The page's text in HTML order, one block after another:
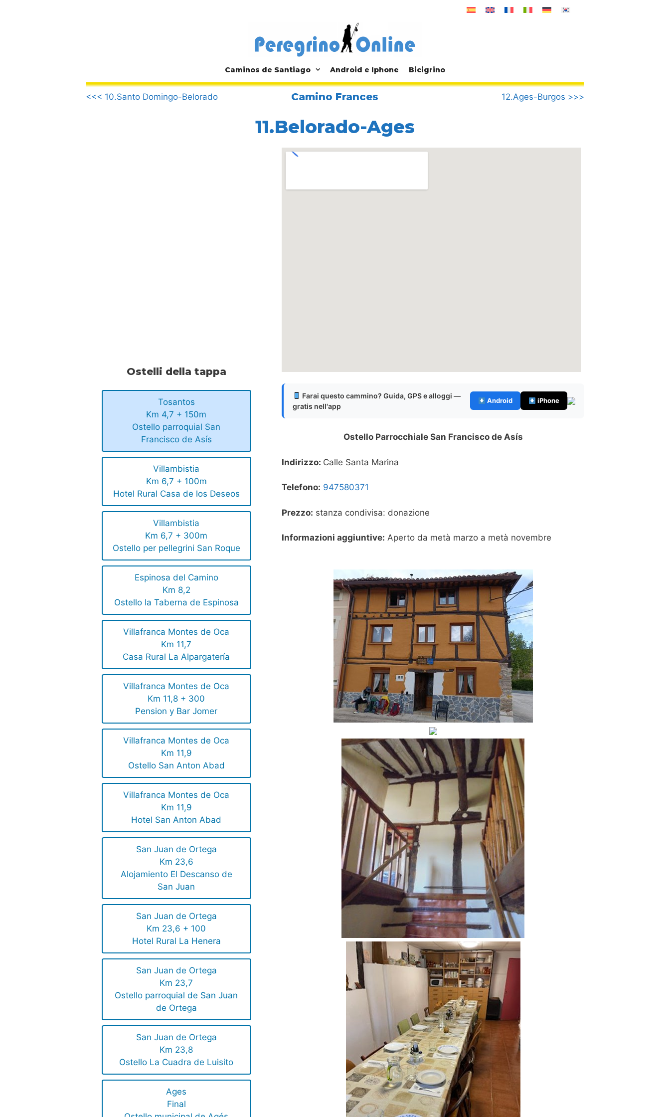
Caminos de Santiago Android e Iphone Bicigrino
.
<<< 10.Santo Domingo-Belorado
Camino Frances 12.Ages-Burgos >>>
11.Belorado-Ages
Ostelli della tappa
Tosantos
Km 4,7 + 150m
Ostello parroquial San
Francisco de Asís
Villambistia
Km 6,7 + 100m
Hotel Rural Casa de los Deseos
Villambistia
Km 6,7 + 300m
Ostello per pellegrini San Roque
Espinosa del Camino
Km 8,2
Ostello la Taberna de Espinosa
Villafranca Montes de Oca
Km 11,7
Casa Rural La Alpargatería
Villafranca Montes de Oca
Km 11,8 + 300
Pension y Bar Jomer
Villafranca Montes de Oca
Km 11,9
Ostello San Anton Abad
Villafranca Montes de Oca
Km 11,9
Hotel San Anton Abad
San Juan de Ortega
Km 23,6
Alojamiento El Descanso de
San Juan
San Juan de Ortega
Km 23,6 + 100
Hotel Rural La Henera
San Juan de Ortega
Km 23,7
Ostello parroquial de San Juan
de Ortega
San Juan de Ortega
Km 23,8
Ostello La Cuadra de Luisito
Ages
Final
Farai questo cammino? Guida, GPS e alloggi —
gratis nell'app
Android iPhone
Ostello Parrocchiale San Francisco de Asís
Indirizzo: Calle Santa Marina
Telefono: 947580371
Prezzo: stanza condivisa: donazione
Informazioni aggiuntive: Aperto da metà marzo a metà novembre